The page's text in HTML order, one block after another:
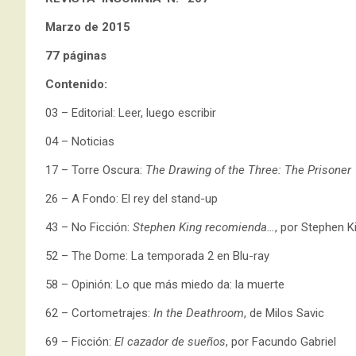
Marzo de 2015
77 páginas
Contenido:
03 – Editorial: Leer, luego escribir
04 – Noticias
17 – Torre Oscura: The Drawing of the Three: The Prisoner
26 – A Fondo: El rey del stand-up
43 – No Ficción: Stephen King recomienda…, por Stephen
52 – The Dome: La temporada 2 en Blu-ray
58 – Opinión: Lo que más miedo da: la muerte
62 – Cortometrajes: In the Deathroom, de Milos Savic
69 – Ficción: El cazador de sueños, por Facundo Gabriel